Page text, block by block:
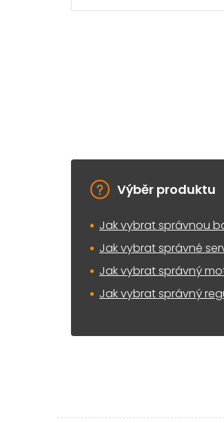
Výběr produktu
Jak vybrat správnou
Jak vybrat správné
Jak vybrat správný
Jak vybrat správný